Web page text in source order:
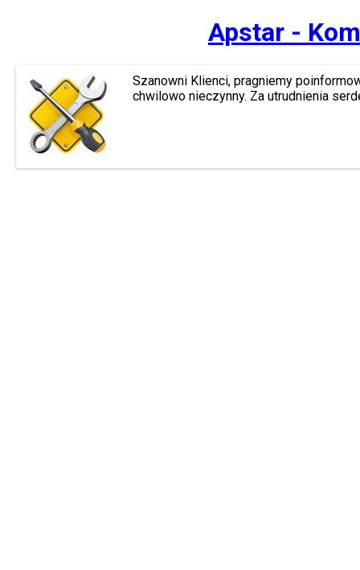
Apstar -
Szanowni Klienci, pragniemy
chwilowo nieczynny. Za utrudnienia